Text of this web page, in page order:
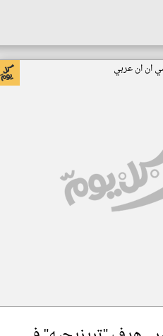
ان ان عربي